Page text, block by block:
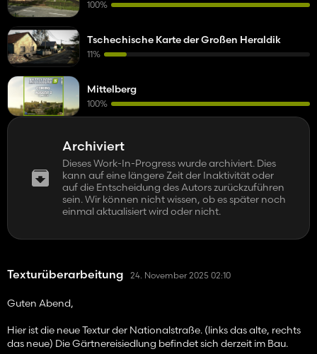
Archiviert
Dieses Work-In-Progress wurde archiviert. Dies
kann auf eine längere Zeit der Inaktivität oder
auf die Entscheidung des Autors zurückzuführen
sein. Wir können nicht wissen, ob es später noch
einmal aktualisiert wird oder nicht.
Texturüberarbeitung 24. November 2025 02:10
Guten Abend,
Hier ist die neue Textur der Nationalstraße. (links das alte, rechts
das neue) Die Gärtnereisiedlung befindet sich derzeit im Bau.
100%
Tschechische Karte der Großen Heraldik
11%
Mittelberg
100%